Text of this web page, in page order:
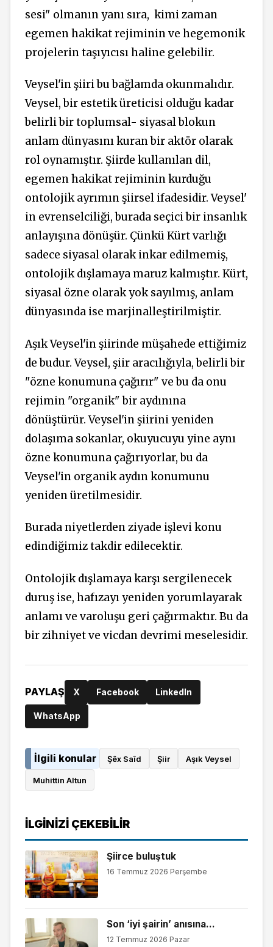
sesi" olmanın yanı sıra, kimi zaman
egemen hakikat rejiminin ve hegemonik
projelerin taşıyıcısı haline gelebilir.
Veysel'in şiiri bu bağlamda okunmalıdır.
Veysel, bir estetik üreticisi olduğu kadar
belirli bir toplumsal- siyasal blokun
anlam dünyasını kuran bir aktör olarak
rol oynamıştır. Şiirde kullanılan dil,
egemen hakikat rejiminin kurduğu
ontolojik ayrımın şiirsel ifadesidir. Veysel'
in evrenselciliği, burada seçici bir insanlık
anlayışına dönüşür. Çünkü Kürt varlığı
sadece siyasal olarak inkar edilmemiş,
ontolojik dışlamaya maruz kalmıştır. Kürt,
siyasal özne olarak yok sayılmış, anlam
dünyasında ise marjinalleştirilmiştir.
Aşık Veysel'in şiirinde müşahede ettiğimiz
de budur. Veysel, şiir aracılığıyla, belirli bir
"özne konumuna çağırır" ve bu da onu
rejimin "organik" bir aydınına
dönüştürür. Veysel'in şiirini yeniden
dolaşıma sokanlar, okuyucuyu yine aynı
özne konumuna çağırıyorlar, bu da
Veysel'in organik aydın konumunu
yeniden üretilmesidir.
Burada niyetlerden ziyade işlevi konu
edindiğimiz takdir edilecektir.
Ontolojik dışlamaya karşı sergilenecek
duruş ise, hafızayı yeniden yorumlayarak
anlamı ve varoluşu geri çağırmaktır. Bu da
bir zihniyet ve vicdan devrimi meselesidir.
PAYLAŞ X Facebook LinkedIn
WhatsApp
İlgili konular Şêx Saîd Şiir Aşık Veysel
Muhittin Altun
İLGINIZI ÇEKEBILIR
Şiirce buluştuk
16 Temmuz 2026 Perşembe
Son ‘iyi şairin’ anısına…
12 Temmuz 2026 Pazar